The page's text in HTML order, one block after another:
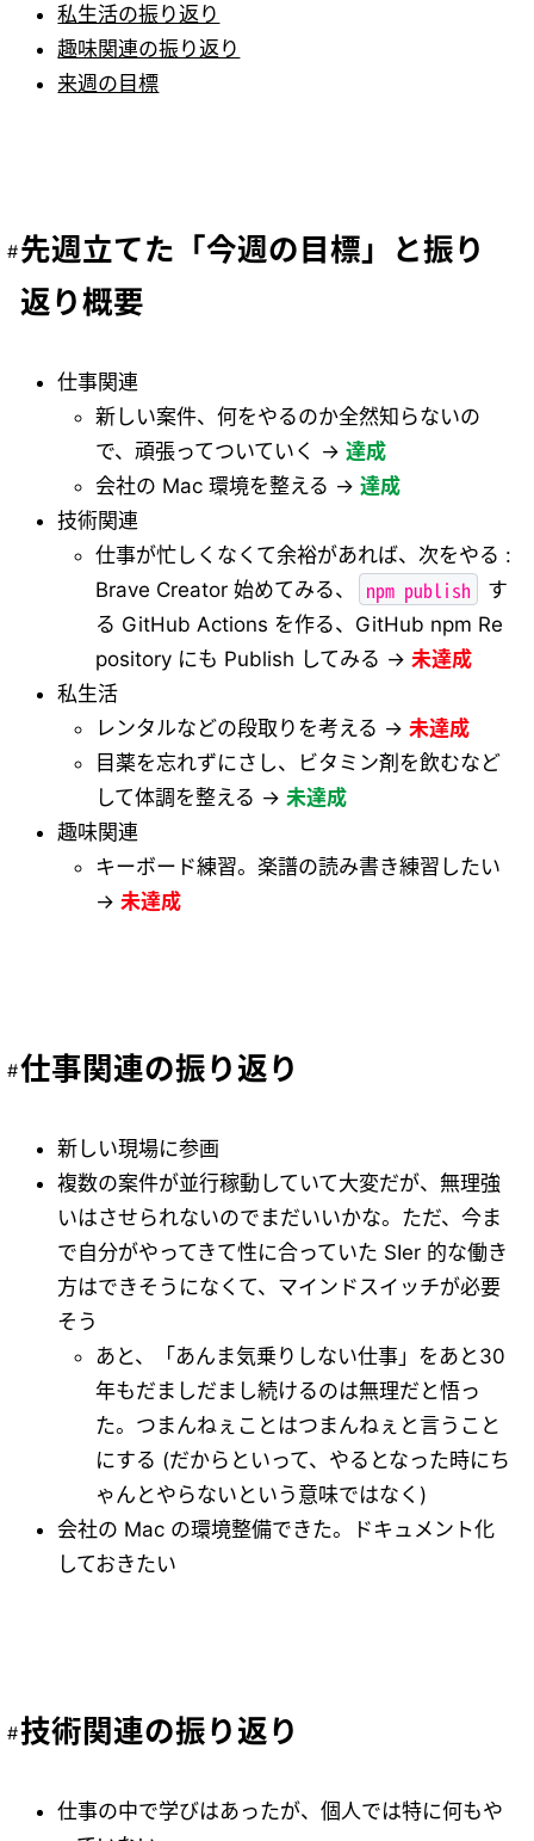
私生活の振り返り
趣味関連の振り返り
来週の目標
先週立てた「今週の目標」と振り
返り概要
仕事関連
新しい案件、何をやるのか全然知らないの
で、頑張ってついていく → 達成
会社の Mac 環境を整える → 達成
技術関連
仕事が忙しくなくて余裕があれば、次をやる :
Brave Creator 始めてみる、
npm publish
す
る GitHub Actions を作る、GitHub npm Re
pository にも Publish してみる → 未達成
私生活
レンタルなどの段取りを考える → 未達成
目薬を忘れずにさし、ビタミン剤を飲むなど
して体調を整える → 未達成
趣味関連
キーボード練習。楽譜の読み書き練習したい
→ 未達成
仕事関連の振り返り
新しい現場に参画
複数の案件が並行稼動していて大変だが、無理強
いはさせられないのでまだいいかな。ただ、今ま
で自分がやってきて性に合っていた SIer 的な働き
方はできそうになくて、マインドスイッチが必要
そう
あと、「あんま気乗りしない仕事」をあと30
年もだましだまし続けるのは無理だと悟っ
た。つまんねぇことはつまんねぇと言うこと
にする (だからといって、やるとなった時にち
ゃんとやらないという意味ではなく)
会社の Mac の環境整備できた。ドキュメント化
しておきたい
技術関連の振り返り
仕事の中で学びはあったが、個人では特に何もや